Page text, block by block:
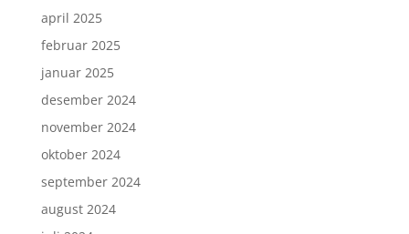
april 2025
februar 2025
januar 2025
desember 2024
november 2024
oktober 2024
september 2024
august 2024